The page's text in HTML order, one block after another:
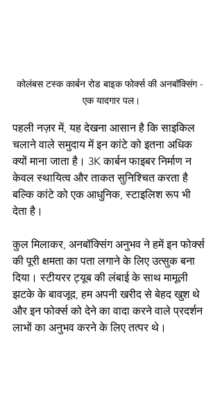
कोलंबस टस्क कार्बन रोड बाइक फोर्क्स की अनबॉक्सिंग -
एक यादगार पल।
पहली नज़र में, यह देखना आसान है कि साइकिल
चलाने वाले समुदाय में इन कांटे को इतना अधिक
क्यों माना जाता है। 3K कार्बन फाइबर निर्माण न
केवल स्थायित्व और ताकत सुनिश्चित करता है
बल्कि कांटे को एक आधुनिक, स्टाइलिश रूप भी
देता है।
कुल मिलाकर, अनबॉक्सिंग अनुभव ने हमें इन फोर्क्स
की पूरी क्षमता का पता लगाने के लिए उत्सुक बना
दिया। स्टीयरर ट्यूब की लंबाई के साथ मामूली
झटके के बावजूद, हम अपनी खरीद से बेहद खुश थे
और इन फोर्क्स को देने का वादा करने वाले प्रदर्शन
लाभों का अनुभव करने के लिए तत्पर थे।